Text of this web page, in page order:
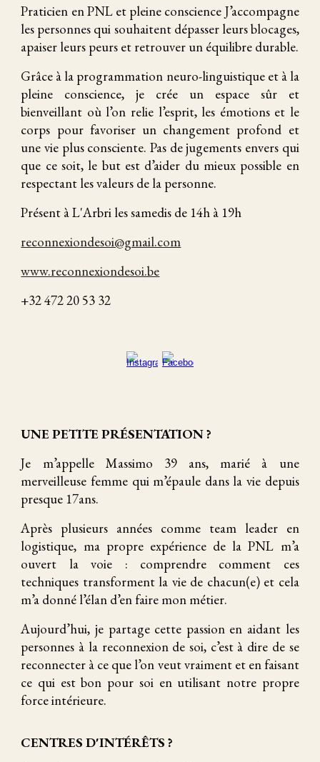
Praticien en PNL et pleine conscience J’accompagne
les personnes qui souhaitent dépasser leurs blocages,
apaiser leurs peurs et retrouver un équilibre durable.
Grâce à la programmation neuro-linguistique et à la
pleine conscience, je crée un espace sûr et
bienveillant où l’on relie l’esprit, les émotions et le
corps pour favoriser un changement profond et
une vie plus consciente. Pas de jugements envers qui
que ce soit, le but est d’aider du mieux possible en
respectant les valeurs de la personne.
Présent à L'Arbri les samedis de 14h à 19h
reconnexiondesoi@gmail.com
www.reconnexiondesoi.be
+32 472 20 53 32
UNE PETITE PRÉSENTATION ?
Je m’appelle Massimo 39 ans, marié à une
merveilleuse femme qui m’épaule dans la vie depuis
presque 17ans.
Après plusieurs années comme team leader en
logistique, ma propre expérience de la PNL m’a
ouvert la voie : comprendre comment ces
techniques transforment la vie de chacun(e) et cela
m’a donné l’élan d’en faire mon métier.
Aujourd’hui, je partage cette passion en aidant les
personnes à la reconnexion de soi, c’est à dire de se
reconnecter à ce que l’on veut vraiment et en faisant
ce qui est bon pour soi en utilisant notre propre
force intérieure.
CENTRES D'INTÉRÊTS ?